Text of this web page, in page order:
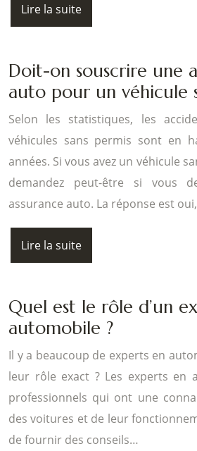
Lire la suite
Doit-on souscrire une
auto pour un véhicule
Selon les statistiques, les
véhicules sans permis sont en
années. Si vous avez un véhicule
demandez peut-être si vous
assurance auto. La réponse est
Lire la suite
Quel est le rôle d’un
automobile ?
Il y a beaucoup de experts en
leur rôle exact ? Les experts en
professionnels qui ont une
des voitures et de leur
de fournir des conseils…